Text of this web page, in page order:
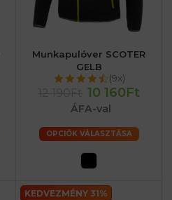
Munkapulóver SCOTER
GELB
(9x)
10 160Ft
ÁFA-val
OPCIÓK VÁLASZTÁSA
KEDVEZMÉNY 31%